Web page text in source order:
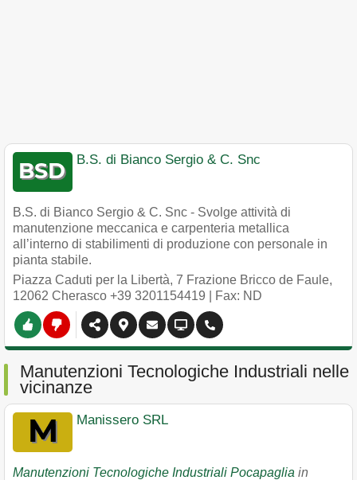
B.S. di Bianco Sergio & C. Snc
B.S. di Bianco Sergio & C. Snc - Svolge attività di
manutenzione meccanica e carpenteria metallica
all’interno di stabilimenti di produzione con personale in
pianta stabile.
Piazza Caduti per la Libertà, 7 Frazione Bricco de Faule,
12062 Cherasco +39 3201154419 | Fax: ND
Manutenzioni Tecnologiche Industriali nelle
vicinanze
Manissero SRL
Manutenzioni Tecnologiche Industriali Pocapaglia in